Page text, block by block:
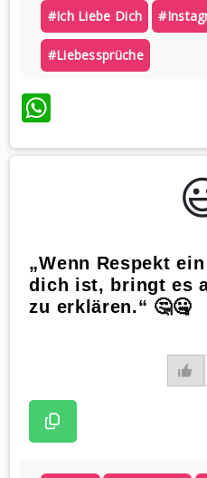
#ich Liebe Dich
#liebessprüche
WhatsApp
„Wenn Respekt
dich ist, bringt es
zu erklären.“ 🤔🤐